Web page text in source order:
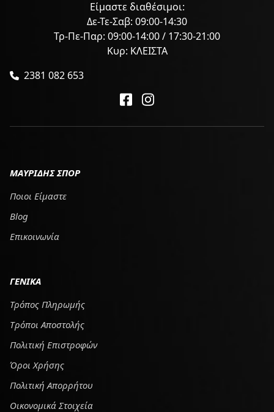
Είμαστε διαθέσιμοι:
Δε-Τε-Σαβ: 09:00-14:30
Τρ-Πε-Παρ: 09:00-14:00 / 17:30-21:00
Κυρ: ΚΛΕΙΣΤΑ
2381 082 653
ΜΑΥΡΙΔΗΣ ΣΠΟΡ
Ποιοι Είμαστε
Blog
Επικοινωνία
ΓΕΝΙΚΑ
Τρόπος Πληρωμής
Tρόποι Αποστολής
Πολιτική Επιστροφών
Όροι Χρήσης
Πολιτική Απορρήτου
Οικονομικά Στοιχεία